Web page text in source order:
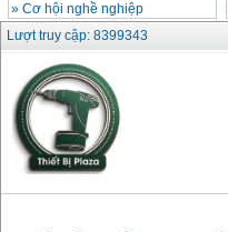
» Cơ hội nghề nghiệp
Lượt truy cập: 8399343